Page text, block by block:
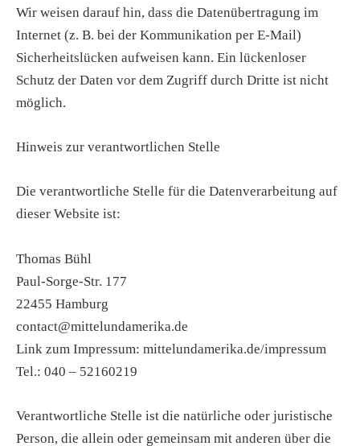
Wir weisen darauf hin, dass die Datenübertragung im
Internet (z. B. bei der Kommunikation per E-Mail)
Sicherheitslücken aufweisen kann. Ein lückenloser
Schutz der Daten vor dem Zugriff durch Dritte ist nicht
möglich.
Hinweis zur verantwortlichen Stelle
Die verantwortliche Stelle für die Datenverarbeitung auf
dieser Website ist:
Thomas Bühl
Paul-Sorge-Str. 177
22455 Hamburg
contact@mittelundamerika.de
Link zum Impressum: mittelundamerika.de/impressum
Tel.: 040 – 52160219
Verantwortliche Stelle ist die natürliche oder juristische
Person, die allein oder gemeinsam mit anderen über die